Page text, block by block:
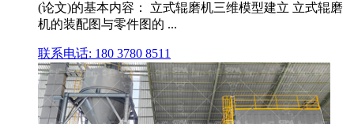
(论文)的基本内容： 立式辊磨机三维模型建立 立式辊磨
机的装配图与零件图的 ...
联系电话: 180 3780 8511